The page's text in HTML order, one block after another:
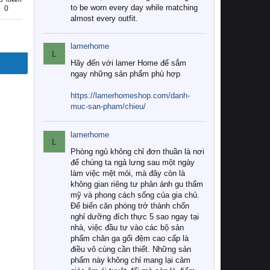
0
to be worn every day while matching
almost every outfit.
L
lamerhome
Hãy đến với lamer Home để sắm
ngay những sản phẩm phù hợp
https://lamerhomeshop.com/danh-
muc-san-pham/chieu/
L
lamerhome
Phòng ngủ không chỉ đơn thuần là nơi
để chúng ta ngả lưng sau một ngày
làm việc mệt mỏi, mà đây còn là
không gian riêng tư phản ánh gu thẩm
mỹ và phong cách sống của gia chủ.
Để biến căn phòng trở thành chốn
nghỉ dưỡng đích thực 5 sao ngay tại
nhà, việc đầu tư vào các bộ sản
phẩm chăn ga gối đệm cao cấp là
điều vô cùng cần thiết. Những sản
phẩm này không chỉ mang lại cảm